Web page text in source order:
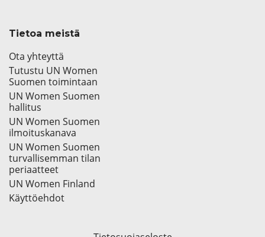
Tietoa meistä
Ota yhteyttä
Tutustu UN Women
Suomen toimintaan
UN Women Suomen
hallitus
UN Women Suomen
ilmoituskanava
UN Women Suomen
turvallisemman tilan
periaatteet
UN Women Finland
Käyttöehdot